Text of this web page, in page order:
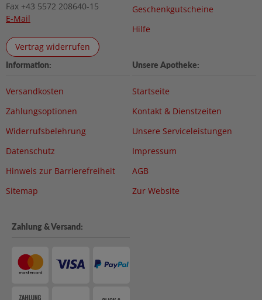
Fax +43 5572 208640-15
E-Mail
Vertrag widerrufen
Geschenkgutscheine
Hilfe
Information:
Versandkosten
Zahlungsoptionen
Widerrufsbelehrung
Datenschutz
Hinweis zur Barrierefreiheit
Sitemap
Unsere Apotheke:
Startseite
Kontakt & Dienstzeiten
Unsere Serviceleistungen
Impressum
AGB
Zur Website
Zahlung & Versand: